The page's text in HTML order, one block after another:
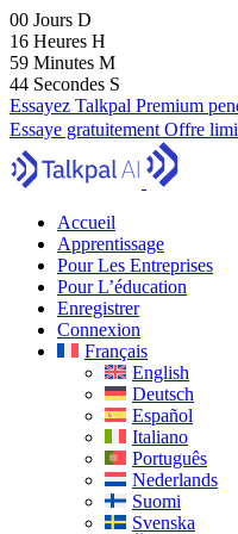
00 Jours D
16 Heures H
59 Minutes M
43 Secondes S
Essayez Talkpal Premium
Essaye gratuitement Offre
Accueil
Apprentissage
Pour Les Entreprises
Pour L’éducation
Enregistrer
Connexion
Français
English
Deutsch
Español
Italiano
Português
Nederlands
Suomi
Svenska